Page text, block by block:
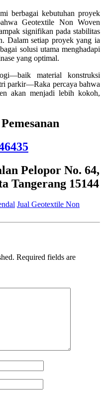
berbagai kebutuhan proyek
Geotextile Non Woven
signifikan pada stabilitas
Dalam setiap proyek yang ia
solusi utama menghadapi
yang optimal.
material konstruksi
parkir—Raka percaya bahwa
akan menjadi lebih kokoh,
Pelopor No. 64,
Tangerang 15144
Jual Geotextile Non
Required fields are